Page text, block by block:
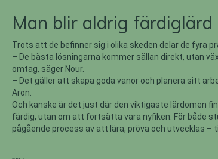
Man blir aldrig färdiglärd
Trots att de befinner sig i olika skeden delar de fyra
– De bästa lösningarna kommer sällan direkt, utan
omtag, säger Nour.
– Det gäller att skapa goda vanor och planera sitt
Aron.
Och kanske är det just där den viktigaste lärdomen
färdig, utan om att fortsätta vara nyfiken. För både
pågående process av att lära, pröva och utvecklas –